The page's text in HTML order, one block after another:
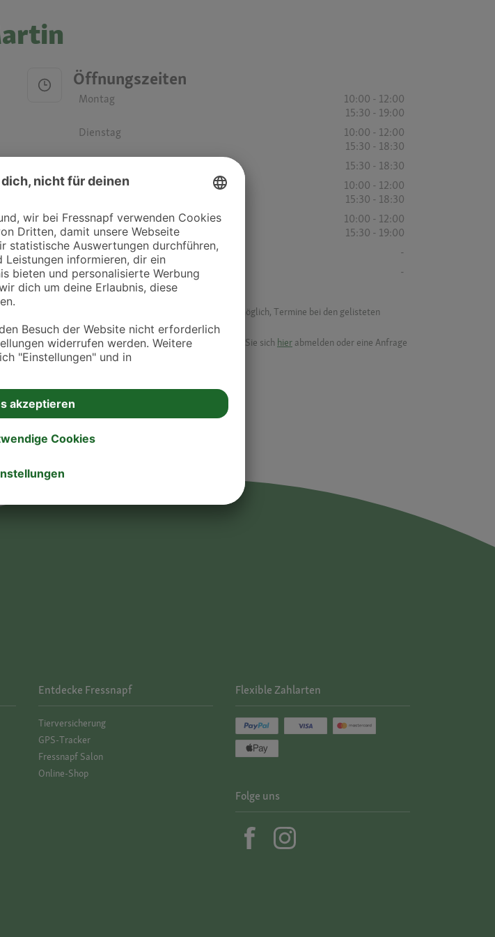
Öffnungszeiten
Montag
10:00 - 12:00
15:30 - 19:00
Dienstag
10:00 - 12:00
15:30 - 18:30
15:30 - 18:30
Donnerstag
10:00 - 12:00
15:30 - 18:30
Freitag
10:00 - 12:00
15:30 - 19:00
Samstag
-
Sonntag
-
übersichtlich anzuzeigen. Über Dr. Fressnapf ist es nicht möglich, Termine bei den gelisteten
direkt an die jeweilige Praxis oder Klinik.
gelistet werden oder Ihre Daten ändern möchten, können Sie sich hier abmelden oder eine Anfrage
Entdecke Fressnapf
Tierversicherung
GPS-Tracker
Fressnapf Salon
Online-Shop
Flexible Zahlarten
Folge uns